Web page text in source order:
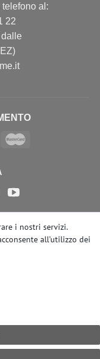
al:
22
i nostri servizi.
all’utilizzo dei